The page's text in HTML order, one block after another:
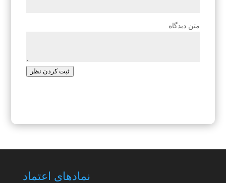
متن دیدگاه
ثبت کردن نظر
نمادهای اعتماد